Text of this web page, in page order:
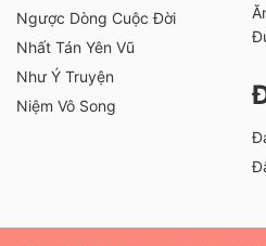
Ngược Dòng Cuộc Đời
Nhất Tán Yên Vũ
Như Ý Truyện
Niệm Vô Song